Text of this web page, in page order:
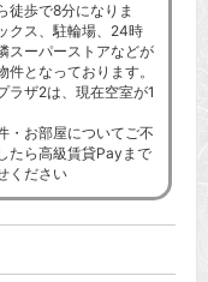
徒歩で8分になりま
クス、駐輪場、24時
スーパーストアなどが
となっております。
ラザ2は、現在空室が1
・お部屋についてご不
たら高級賃貸Payまで
ください